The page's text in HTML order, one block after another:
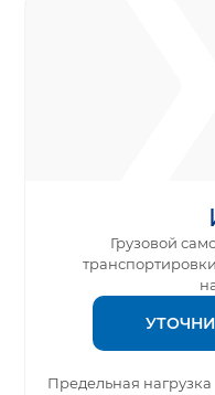
Грузовой
Предельная нагрузка